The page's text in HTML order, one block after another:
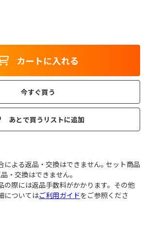
カートに入れる
今すぐ買う
あとで買うリストに追加
による返品・交換はできません｡ セット商品
・交換はできません｡
の際には返品手数料がかかります。その他
についてはご利用ガイドをご参照くださ